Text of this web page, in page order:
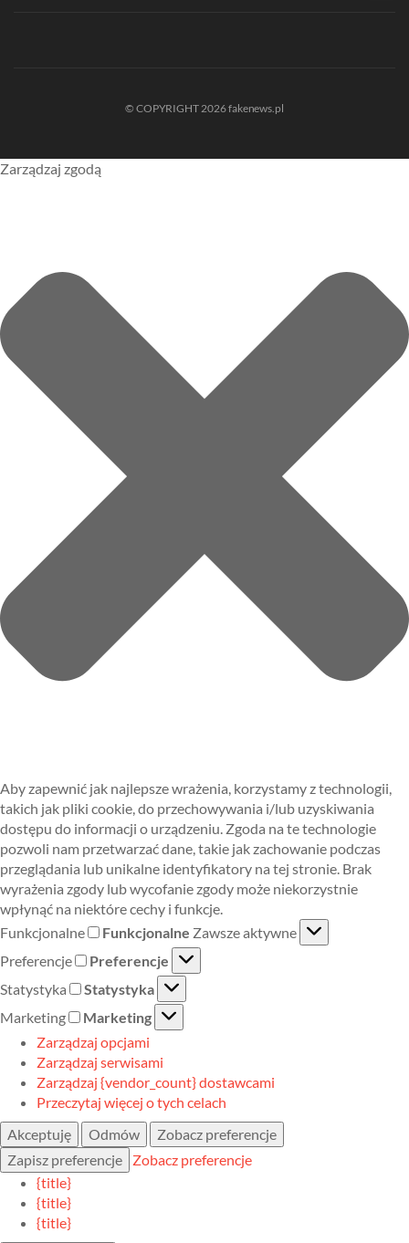
© COPYRIGHT 2026 fakenews.pl
Zarządzaj zgodą
Aby zapewnić jak najlepsze wrażenia, korzystamy z technologii,
takich jak pliki cookie, do przechowywania i/lub uzyskiwania
dostępu do informacji o urządzeniu. Zgoda na te technologie
pozwoli nam przetwarzać dane, takie jak zachowanie podczas
przeglądania lub unikalne identyfikatory na tej stronie. Brak
wyrażenia zgody lub wycofanie zgody może niekorzystnie
wpłynąć na niektóre cechy i funkcje.
Funkcjonalne
Funkcjonalne Zawsze aktywne
Preferencje
Preferencje
Statystyka
Statystyka
Marketing
Marketing
Zarządzaj opcjami
Zarządzaj serwisami
Zarządzaj {vendor_count} dostawcami
Przeczytaj więcej o tych celach
Akceptuję
Odmów
Zobacz preferencje
Zapisz preferencje
Zobacz preferencje
{title}
{title}
{title}